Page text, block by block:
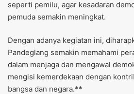
seperti pemilu, agar kesadaran
pemuda semakin meningkat.
Dengan adanya kegiatan ini,
Pandeglang semakin memahami
dalam menjaga dan mengawal
mengisi kemerdekaan dengan
bangsa dan negara.**